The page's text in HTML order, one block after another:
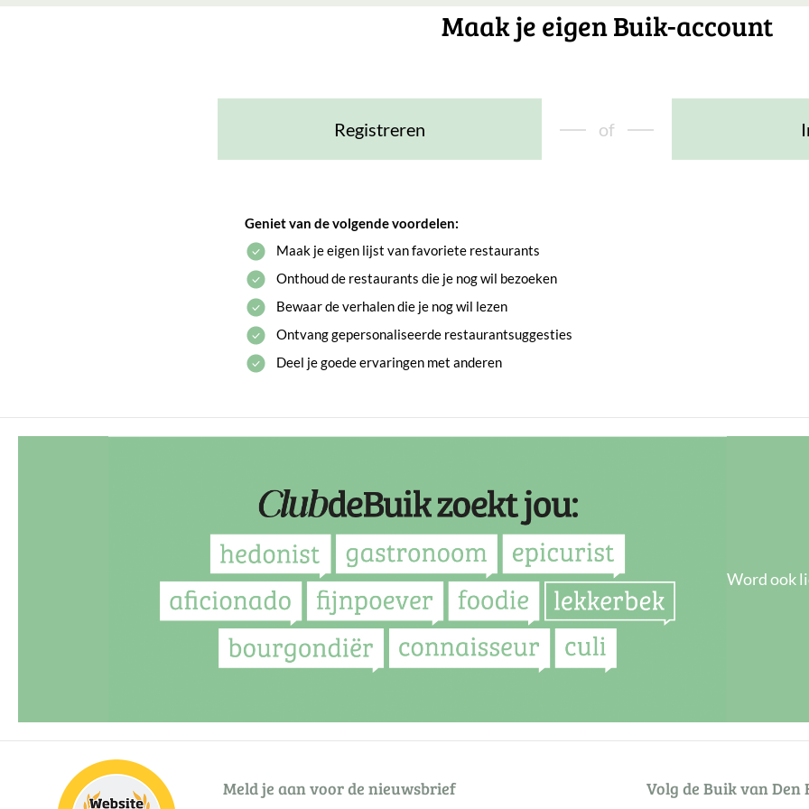
Maak je eigen Buik-account
Registreren of
Geniet van de volgende voordelen:
Maak je eigen lijst van favoriete restaurants
Onthoud de restaurants die je nog wil bezoeken
Bewaar de verhalen die je nog wil lezen
Ontvang gepersonaliseerde restaurantsuggesties
Deel je goede ervaringen met anderen
Word ook
Meld je aan voor de nieuwsbrief Volg de Buik van Den